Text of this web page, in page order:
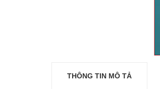
THÔNG TIN MÔ TẢ